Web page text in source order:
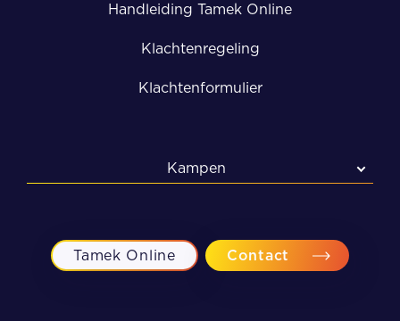
Handleiding Tamek Online
Klachtenregeling
Klachtenformulier
Kampen
Meppel
Tamek Online Contact